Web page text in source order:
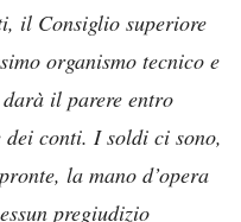
il Consiglio superiore
organismo tecnico e
il parere entro
dei conti. I soldi ci sono,
la mano d’opera
pregiudizio